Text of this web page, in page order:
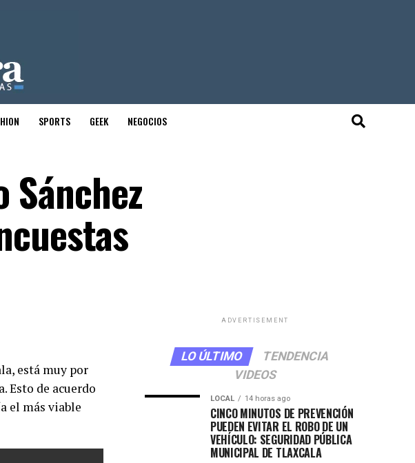
SPORTS GEEK NEGOCIOS
Sánchez
está muy por
Esto de acuerdo
el más viable
ADVERTISEMENT
LO ÚLTIMO
TENDENCIA
VIDEOS
LOCAL 14 horas ago
CINCO MINUTOS DE PREVENCIÓN
PUEDEN EVITAR EL ROBO DE UN
VEHÍCULO: SEGURIDAD PÚBLICA
MUNICIPAL DE TLAXCALA